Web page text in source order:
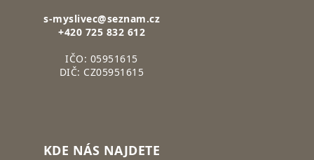
s-myslivec@seznam.cz
+420 725 832 612
IČO: 05951615
DIČ: CZ05951615
KDE NÁS NAJDETE